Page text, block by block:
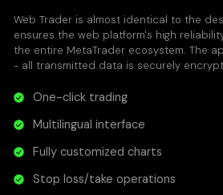
Web Trader is almost identical to the
ensures the web platform's high
the entire MetaTrader ecosystem. The
- all transmitted data is securely
One-click trading
Multilingual interface
Fully customized charts
Stop loss/take operations